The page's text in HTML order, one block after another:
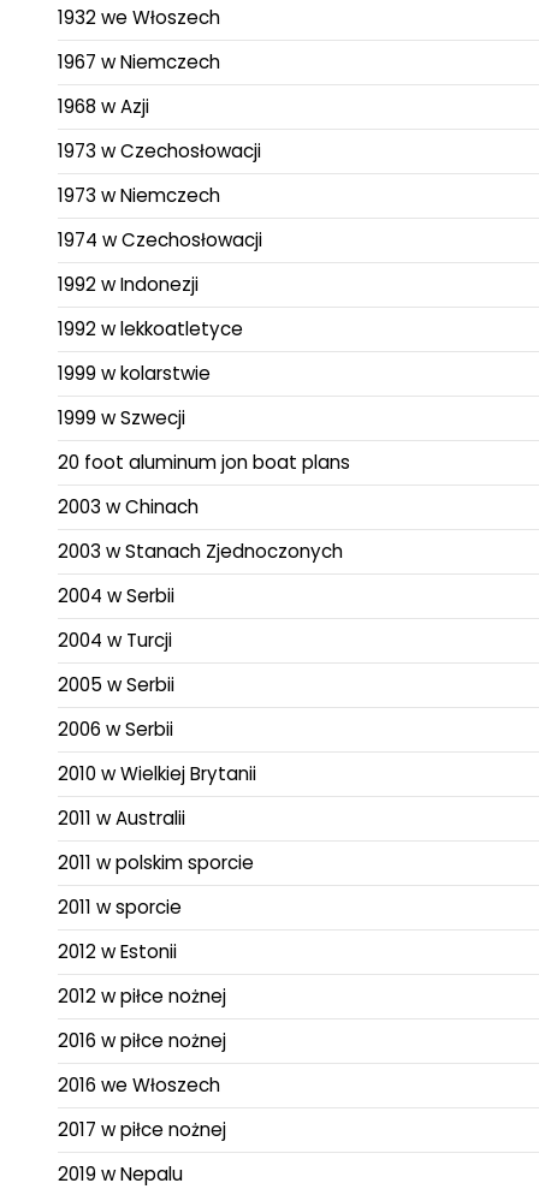
1932 we Włoszech
1967 w Niemczech
1968 w Azji
1973 w Czechosłowacji
1973 w Niemczech
1974 w Czechosłowacji
1992 w Indonezji
1992 w lekkoatletyce
1999 w kolarstwie
1999 w Szwecji
20 foot aluminum jon boat plans
2003 w Chinach
2003 w Stanach Zjednoczonych
2004 w Serbii
2004 w Turcji
2005 w Serbii
2006 w Serbii
2010 w Wielkiej Brytanii
2011 w Australii
2011 w polskim sporcie
2011 w sporcie
2012 w Estonii
2012 w piłce nożnej
2016 w piłce nożnej
2016 we Włoszech
2017 w piłce nożnej
2019 w Nepalu